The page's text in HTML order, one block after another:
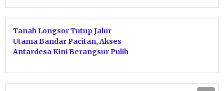
Tanah Longsor Tutup Jalur
Utama Bandar Pacitan, Akses
Antardesa Kini Berangsur Pulih